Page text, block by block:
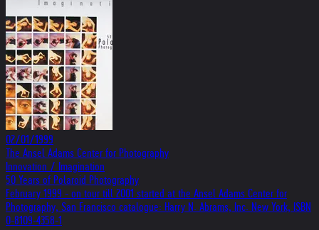
02/01/1999
The Ansel Adams Center for Photography
Innovation / Imagination
50 Years of Polaroid Photography
February 1999 - on tour till 2001 started at the Ansel Adams Center for
Photography, San Francisco catalogue: Harry N. Abrams, Inc. New York, ISBN
0-8109-4358-1